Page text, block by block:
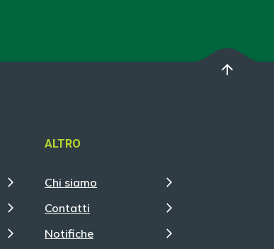
arrow_upward
ALTRO
Chi siamo
Contatti
Notifiche